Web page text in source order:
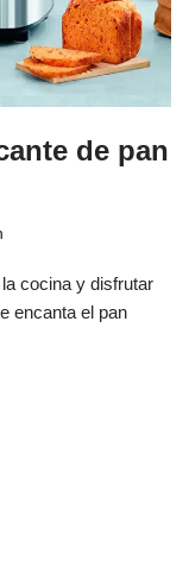
de pan
cocina y disfrutar
encanta el pan